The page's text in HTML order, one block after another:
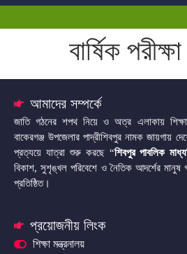
বার্ষিক
আমাদের সম্পর্কে
জাতি গঠনের শপথ নিয়ে ও অত্র এলাকায়
বাকেরগঞ্জ উপজেলার পাদ্রীশিবপুর নামক জায়গায়
প্রত্যয়ে যাত্রা শুরু করছে “শিবপুর পাবলিক
বিকাশ, সুশৃঙ্খল পরিবেশে ও নৈতিক আদর্শের মানুষ
প্রতিষ্ঠিত।
প্রয়োজনীয় লিংক
শিক্ষা মন্ত্রনালয়